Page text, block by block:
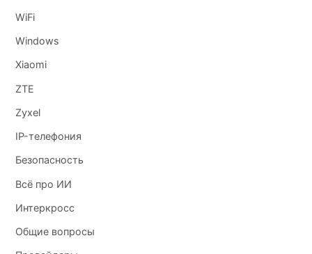
WiFi
Windows
Xiaomi
ZTE
Zyxel
IP-телефония
Безопасность
Всё про ИИ
Интеркросс
Общие вопросы